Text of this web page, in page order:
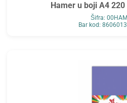
Hamer u boji A4
Šifra:
Bar kod: